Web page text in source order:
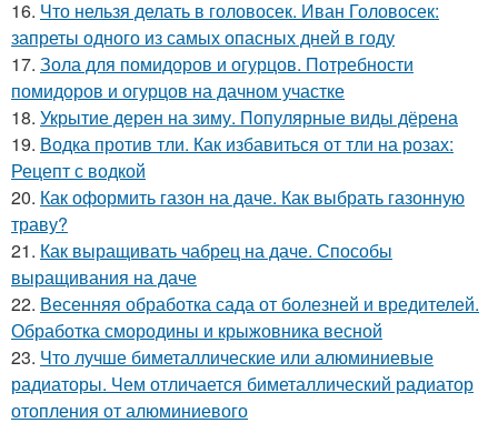
16. Что нельзя делать в головосек. Иван Головосек:
запреты одного из самых опасных дней в году
17. Зола для помидоров и огурцов. Потребности
помидоров и огурцов на дачном участке
18. Укрытие дерен на зиму. Популярные виды дёрена
19. Водка против тли. Как избавиться от тли на розах:
Рецепт с водкой
20. Как оформить газон на даче. Как выбрать газонную
траву?
21. Как выращивать чабрец на даче. Способы
выращивания на даче
22. Весенняя обработка сада от болезней и вредителей.
Обработка смородины и крыжовника весной
23. Что лучше биметаллические или алюминиевые
радиаторы. Чем отличается биметаллический радиатор
отопления от алюминиевого